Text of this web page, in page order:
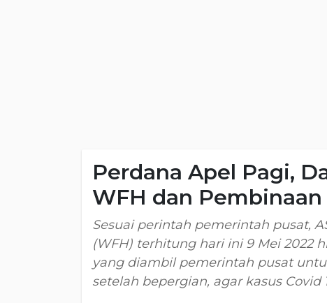
Perdana Apel Pagi,
WFH dan
Sesuai perintah pemerintah pusat,
(WFH) terhitung hari ini 9 Mei 2022
yang diambil pemerintah pusat
setelah bepergian, agar kasus